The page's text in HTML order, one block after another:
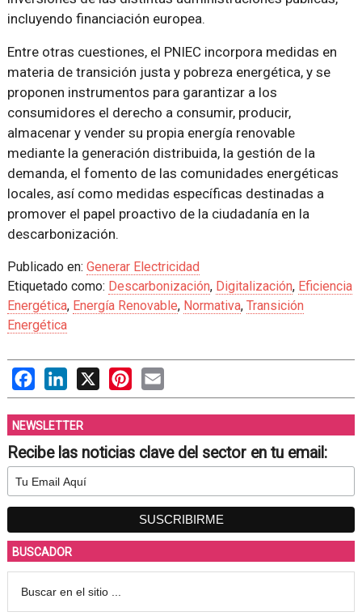
incluyendo financiación europea.
Entre otras cuestiones, el PNIEC incorpora medidas en
materia de transición justa y pobreza energética, y se
proponen instrumentos para garantizar a los
consumidores el derecho a consumir, producir,
almacenar y vender su propia energía renovable
mediante la generación distribuida, la gestión de la
demanda, el fomento de las comunidades energéticas
locales, así como medidas específicas destinadas a
promover el papel proactivo de la ciudadanía en la
descarbonización.
Publicado en: Generar Electricidad
Etiquetado como: Descarbonización, Digitalización, Eficiencia
Energética, Energía Renovable, Normativa, Transición
Energética
FacebookLinkedIn
X PinterestEmail
NEWSLETTER
Recibe las noticias clave del sector en tu email:
BUSCADOR